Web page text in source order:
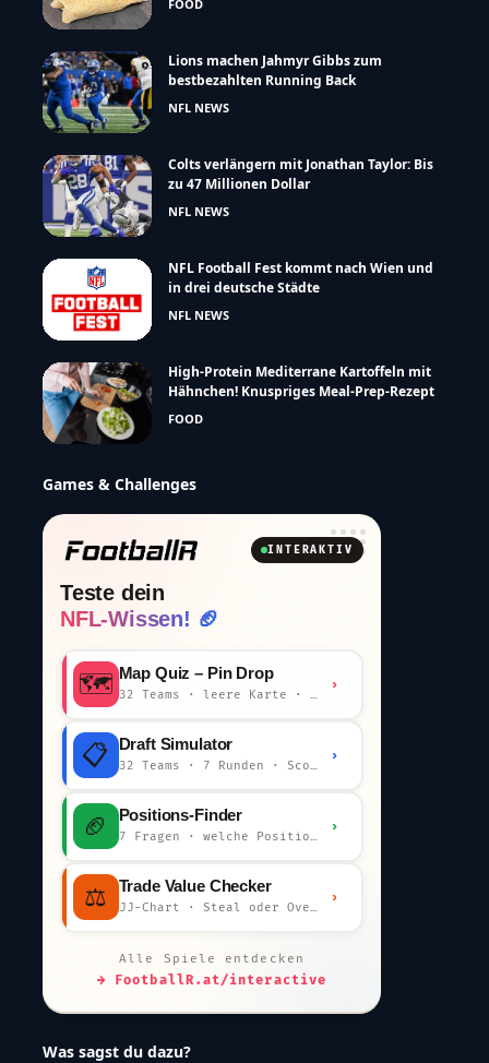
FOOD
Lions machen Jahmyr Gibbs zum
bestbezahlten Running Back
NFL NEWS
Colts verlängern mit Jonathan Taylor: Bis
zu 47 Millionen Dollar
NFL NEWS
NFL Football Fest kommt nach Wien und
in drei deutsche Städte
NFL NEWS
High-Protein Mediterrane Kartoffeln mit
Hähnchen! Knuspriges Meal-Prep-Rezept
FOOD
Games & Challenges
INTERAKTIV
Teste dein
NFL-Wissen! 🏈
🗺️ Map Quiz – Pin Drop
32 Teams · leere Karte · km-Wertung
›
📋 Draft Simulator
32 Teams · 7 Runden · Scout-Kommentar
›
🏈 Positions-Finder
7 Fragen · welche Position bist du?
›
⚖️ Trade Value Checker
JJ-Chart · Steal oder Overpay?
›
Alle Spiele entdecken
→ FootballR.at/interactive
Was sagst du dazu?